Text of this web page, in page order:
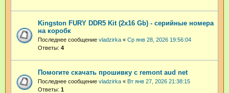
Kingston FURY DDR5 Kit (2x16 Gb) - серийные номера
на коробк
Последнее сообщение vladzirka « Ср янв 28, 2026 19:56:04
Ответы: 4
Помогите скачать прошивку с remont aud net
Последнее сообщение vladzirka « Вт янв 27, 2026 21:38:15
Ответы: 1